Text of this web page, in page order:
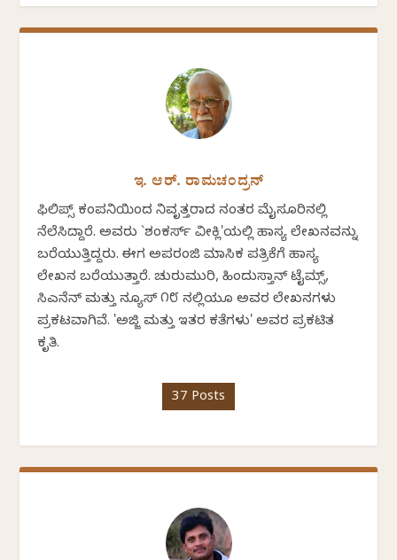
ಇ. ಆರ್. ರಾಮಚಂದ್ರನ್
ಫಿಲಿಪ್ಸ್ ಕಂಪನಿಯಿಂದ ನಿವೃತ್ತರಾದ ನಂತರ ಮೈಸೂರಿನಲ್ಲಿ
ನೆಲೆಸಿದ್ದಾರೆ. ಅವರು `ಶಂಕರ್ಸ್ ವೀಕ್ಲಿ'ಯಲ್ಲಿ ಹಾಸ್ಯ ಲೇಖನವನ್ನು
ಬರೆಯುತ್ತಿದ್ದರು. ಈಗ ಅಪರಂಜಿ ಮಾಸಿಕ ಪತ್ರಿಕೆಗೆ ಹಾಸ್ಯ
ಲೇಖನ ಬರೆಯುತ್ತಾರೆ. ಚುರುಮುರಿ, ಹಿಂದುಸ್ತಾನ್ ಟೈಮ್ಸ್,
ಸಿಎನೆನ್ ಮತ್ತು ನ್ಯೂಸ್ ೧೮ ನಲ್ಲಿಯೂ ಅವರ ಲೇಖನಗಳು
ಪ್ರಕಟವಾಗಿವೆ. 'ಅಜ್ಜಿ ಮತ್ತು ಇತರ ಕತೆಗಳು' ಅವರ ಪ್ರಕಟಿತ
ಕೃತಿ.
37 Posts